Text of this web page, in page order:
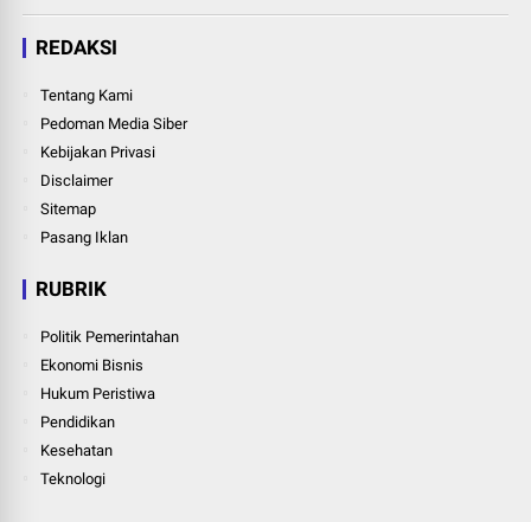
REDAKSI
Tentang Kami
Pedoman Media Siber
Kebijakan Privasi
Disclaimer
Sitemap
Pasang Iklan
RUBRIK
Politik Pemerintahan
Ekonomi Bisnis
Hukum Peristiwa
Pendidikan
Kesehatan
Teknologi